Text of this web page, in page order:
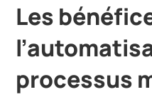
Les
processus